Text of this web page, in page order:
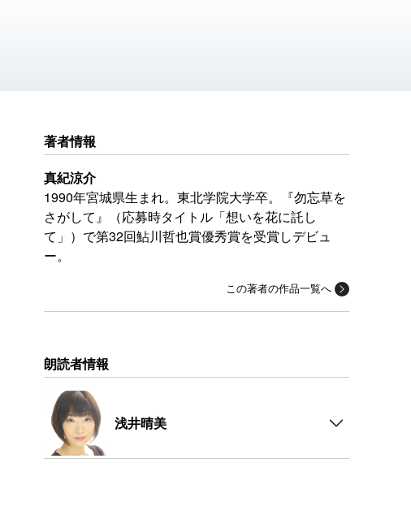
著者情報
真紀涼介
1990年宮城県生まれ。東北学院大学卒。『勿忘草を
さがして』（応募時タイトル「想いを花に託し
て」）で第32回鮎川哲也賞優秀賞を受賞しデビュ
ー。
この著者の作品一覧へ
朗読者情報
浅井晴美